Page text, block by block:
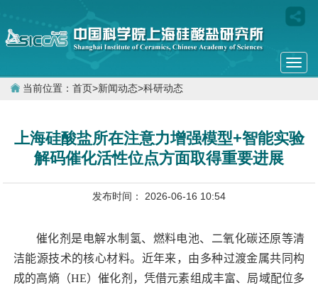
当前位置： 首页>新闻动态>科研动态
上海硅酸盐所在注意力增强模型+智能实验
解码催化活性位点方面取得重要进展
发布时间： 2026-06-16 10:54
催化剂是电解水制氢、燃料电池、二氧化碳还原等清
洁能源技术的核心材料。近年来，由多种过渡金属共同构
成的高熵（HE）催化剂，凭借元素组成丰富、局域配位多